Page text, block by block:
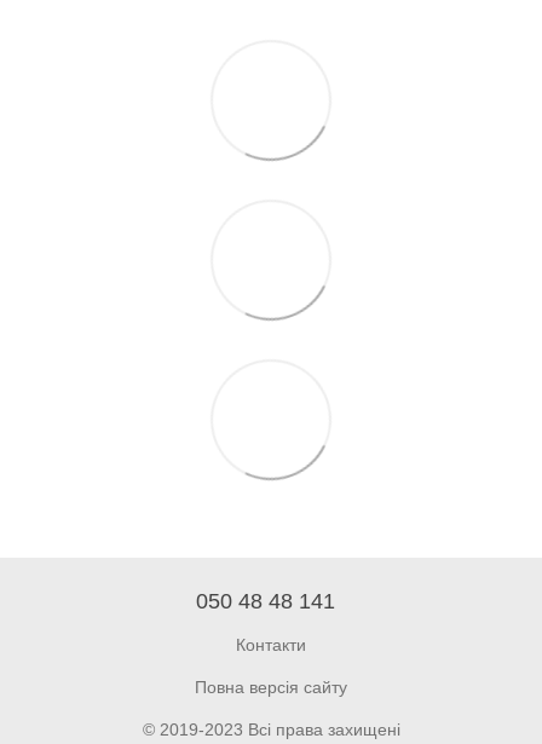
050 48 48 141
Контакти
Повна версія сайту
© 2019-2023 Всі права захищені